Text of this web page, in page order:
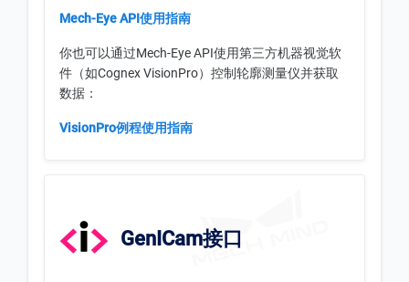
Mech-Eye API使用指南
你也可以通过Mech-Eye API使用第三方机器视觉软
件（如Cognex VisionPro）控制轮廓测量仪并获取
数据：
VisionPro例程使用指南
GenICam接口